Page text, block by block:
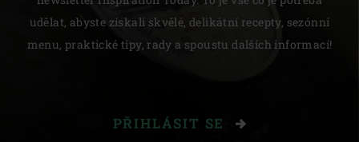
udělat, abyste získali skvělé, delikátní recepty, sezónní
menu, praktické tipy, rady a spoustu dalších informací!
PŘIHLÁSIT SE